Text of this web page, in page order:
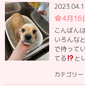
4月16
こんばんは
いろんな
で待って
てる
と
カテゴリー